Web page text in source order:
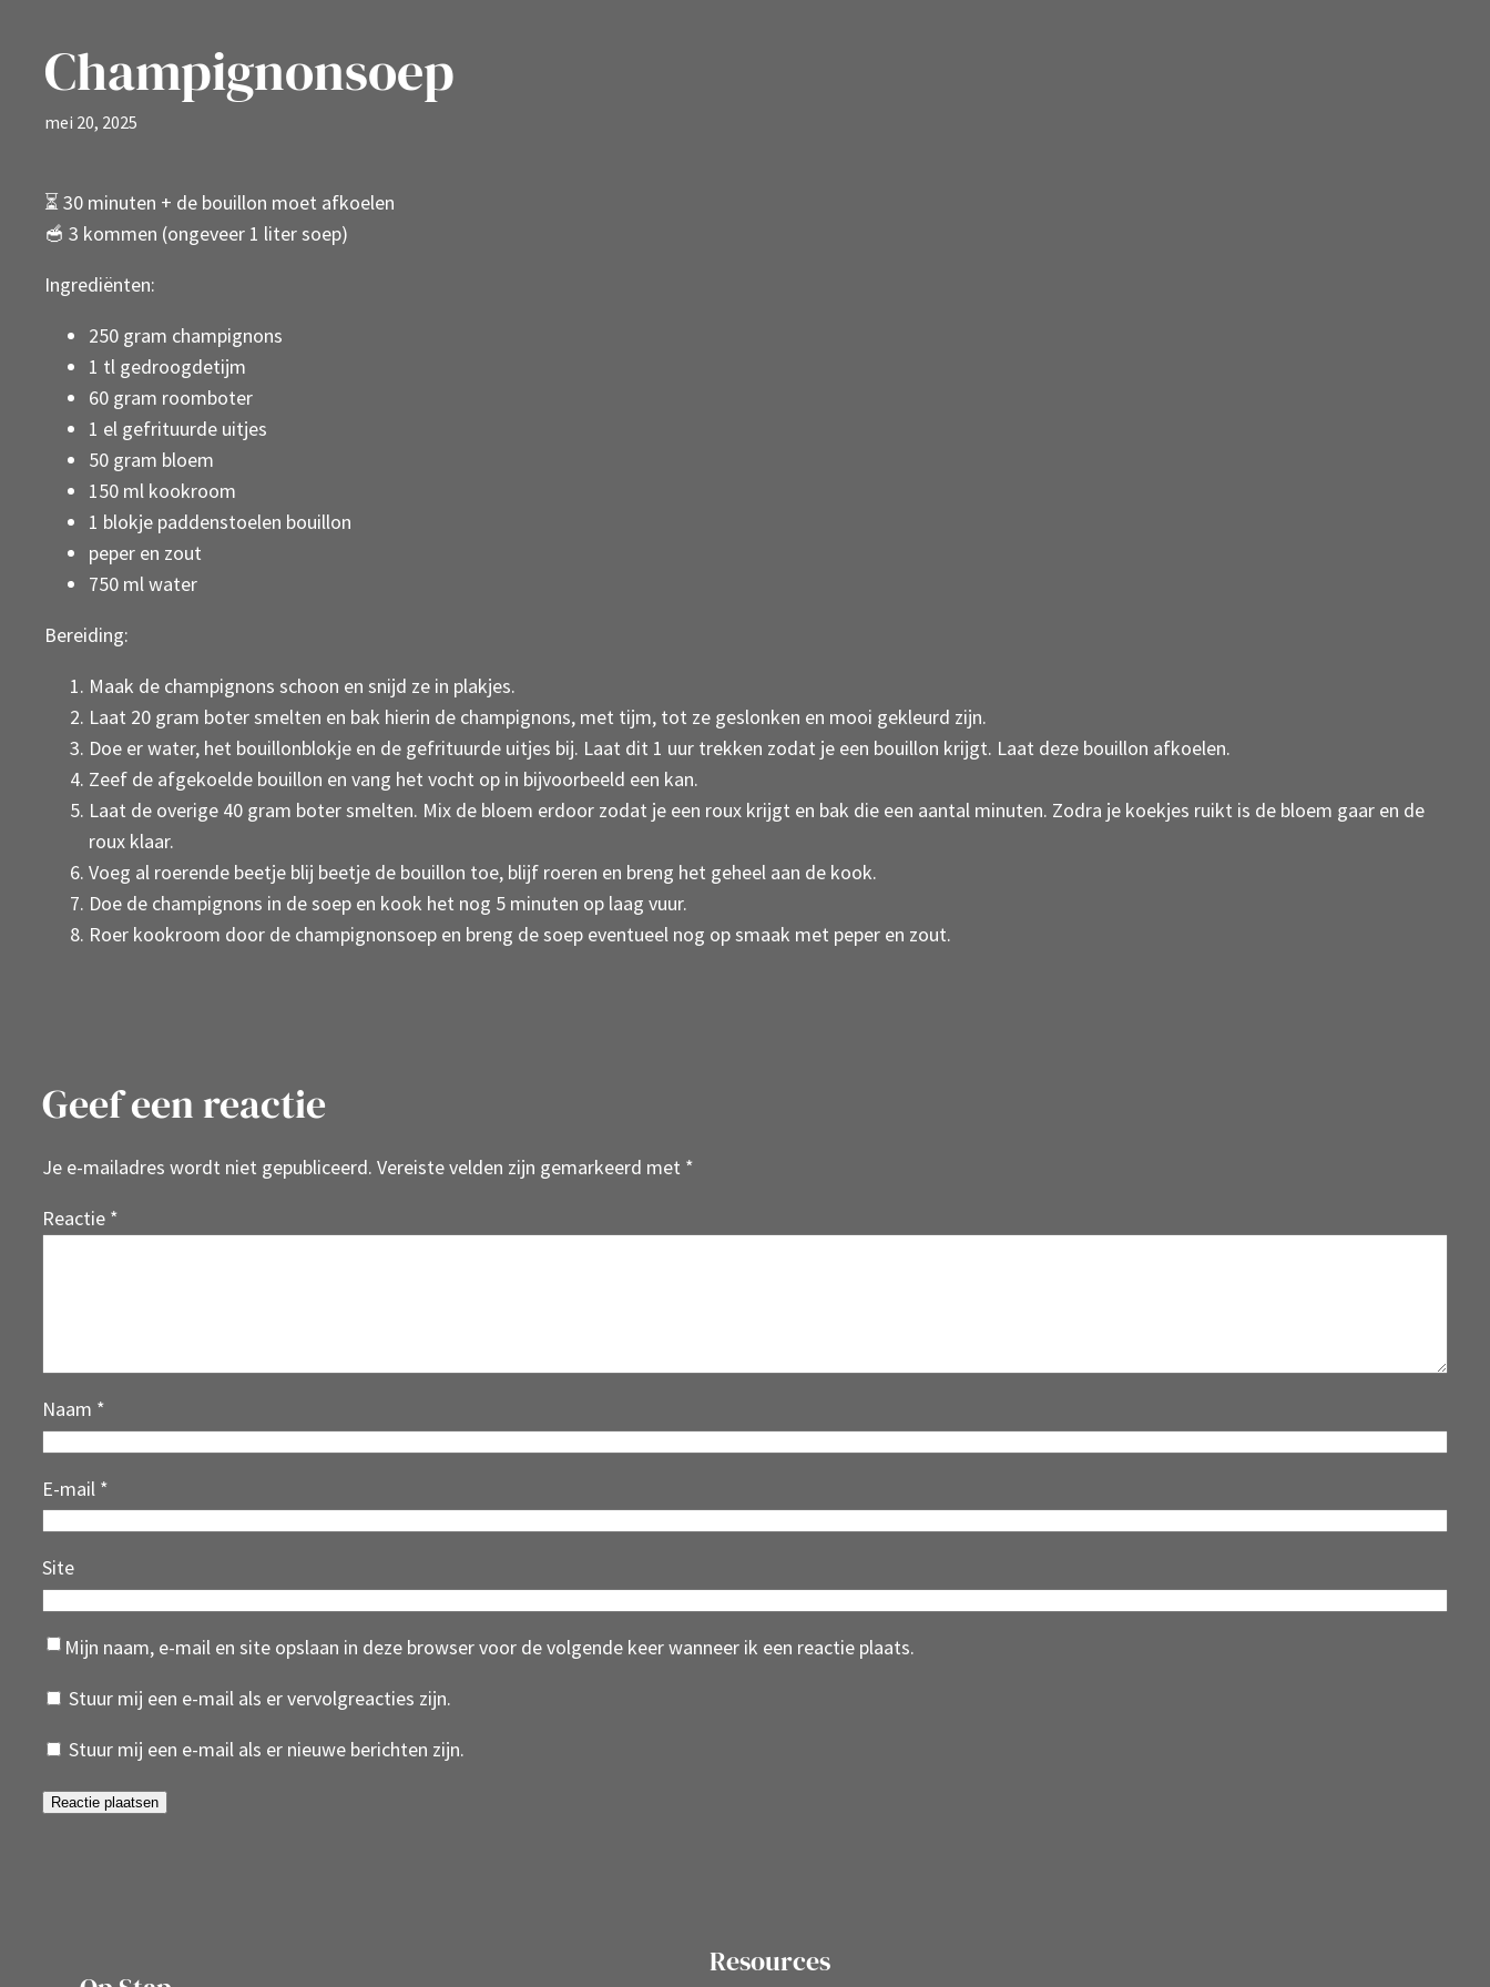
Champignonsoep
mei 20, 2025
⏳️ 30 minuten + de bouillon moet afkoelen
🥣 3 kommen (ongeveer 1 liter soep)
Ingrediënten:
250 gram champignons
1 tl gedroogdetijm
60 gram roomboter
1 el gefrituurde uitjes
50 gram bloem
150 ml kookroom
1 blokje paddenstoelen bouillon
peper en zout
750 ml water
Bereiding:
Maak de champignons schoon en snijd ze in plakjes.
Laat 20 gram boter smelten en bak hierin de champignons, met tijm, tot ze geslonken en mooi gekleurd zijn.
Doe er water, het bouillonblokje en de gefrituurde uitjes bij. Laat dit 1 uur trekken zodat je een bouillon krijgt. Laat deze bouillon afkoelen.
Zeef de afgekoelde bouillon en vang het vocht op in bijvoorbeeld een kan.
Laat de overige 40 gram boter smelten. Mix de bloem erdoor zodat je een roux krijgt en bak die een aantal minuten. Zodra je koekjes ruikt is de bloem gaar en de
roux klaar.
Voeg al roerende beetje blij beetje de bouillon toe, blijf roeren en breng het geheel aan de kook.
Doe de champignons in de soep en kook het nog 5 minuten op laag vuur.
Roer kookroom door de champignonsoep en breng de soep eventueel nog op smaak met peper en zout.
Geef een reactie
Je e-mailadres wordt niet gepubliceerd. Vereiste velden zijn gemarkeerd met *
Reactie *
Naam *
E-mail *
Site
Mijn naam, e-mail en site opslaan in deze browser voor de volgende keer wanneer ik een reactie plaats.
Stuur mij een e-mail als er vervolgreacties zijn.
Stuur mij een e-mail als er nieuwe berichten zijn.
Resources